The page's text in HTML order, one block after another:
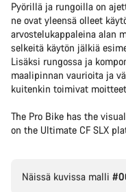
Pyörillä ja rungoilla on
ne ovat yleensä olleet
arvostelukappaleina alan
selkeitä käytön jälkiä
Lisäksi rungossa ja
maalipinnan vaurioita ja
kuitenkin toimivat
The Pro Bike has the
on the Ultimate CF SLX
Näissä kuvissa malli
Tarvitsetko
vastaamaan